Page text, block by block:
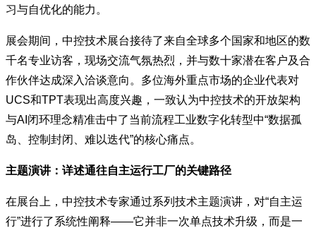
习与自优化的能力。
展会期间，中控技术展台接待了来自全球多个国家和地区的数
千名专业访客，现场交流气氛热烈，并与数十家潜在客户及合
作伙伴达成深入洽谈意向。多位海外重点市场的企业代表对
UCS和TPT表现出高度兴趣，一致认为中控技术的开放架构
与AI闭环理念精准击中了当前流程工业数字化转型中“数据孤
岛、控制封闭、难以迭代”的核心痛点。
主题演讲：详述通往自主运行工厂的关键路径
在展台上，中控技术专家通过系列技术主题演讲，对“自主运
行”进行了系统性阐释——它并非一次单点技术升级，而是一